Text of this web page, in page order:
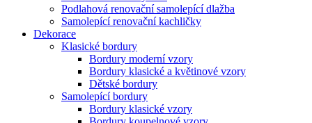
Podlahová renovační samolepící dlažba
Samolepící renovační kachličky
Dekorace
Klasické bordury
Bordury moderní vzory
Bordury klasické a květinové vzory
Dětské bordury
Samolepící bordury
Bordury klasické vzory